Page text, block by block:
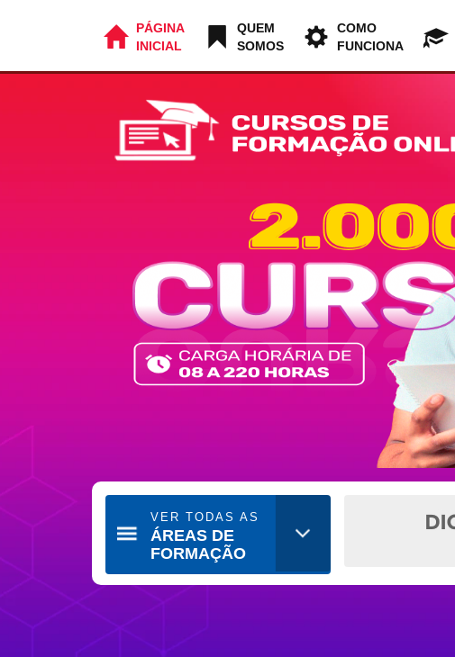
PÁGINA
INICIAL
QUEM
SOMOS
COMO
FUNCIONA
VER TODAS AS
ÁREAS DE
FORMAÇÃO